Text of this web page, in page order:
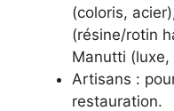
(coloris,
(résine/rotin
Manutti
Artisans :
restauration.